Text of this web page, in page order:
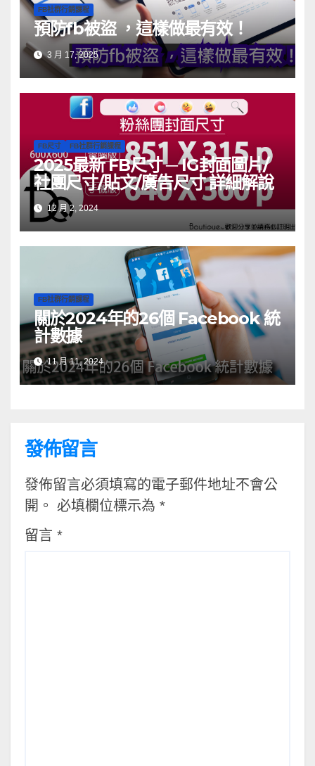
FB社群行銷課程
預防fb被盜 ，這樣做最有效！
3 月 17, 2025
FB尺寸 FB社群行銷課程
2025最新 FB尺寸 ─ IG封面圖片/
社團尺寸/貼文/廣告尺寸 詳細解說
12 月 2, 2024
FB社群行銷課程
關於2024年的26個 Facebook 統
計數據
11 月 11, 2024
發佈留言
發佈留言必須填寫的電子郵件地址不會公
開。 必填欄位標示為 *
留言 *